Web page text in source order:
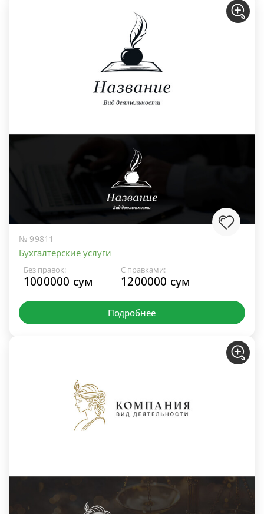
№ 99811
Бухгалтерские услуги
Без правок:
1000000 сум
С правками:
1200000 сум
Подробнее